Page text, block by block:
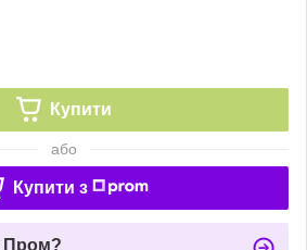
Купити
або
Купити з
Пром?